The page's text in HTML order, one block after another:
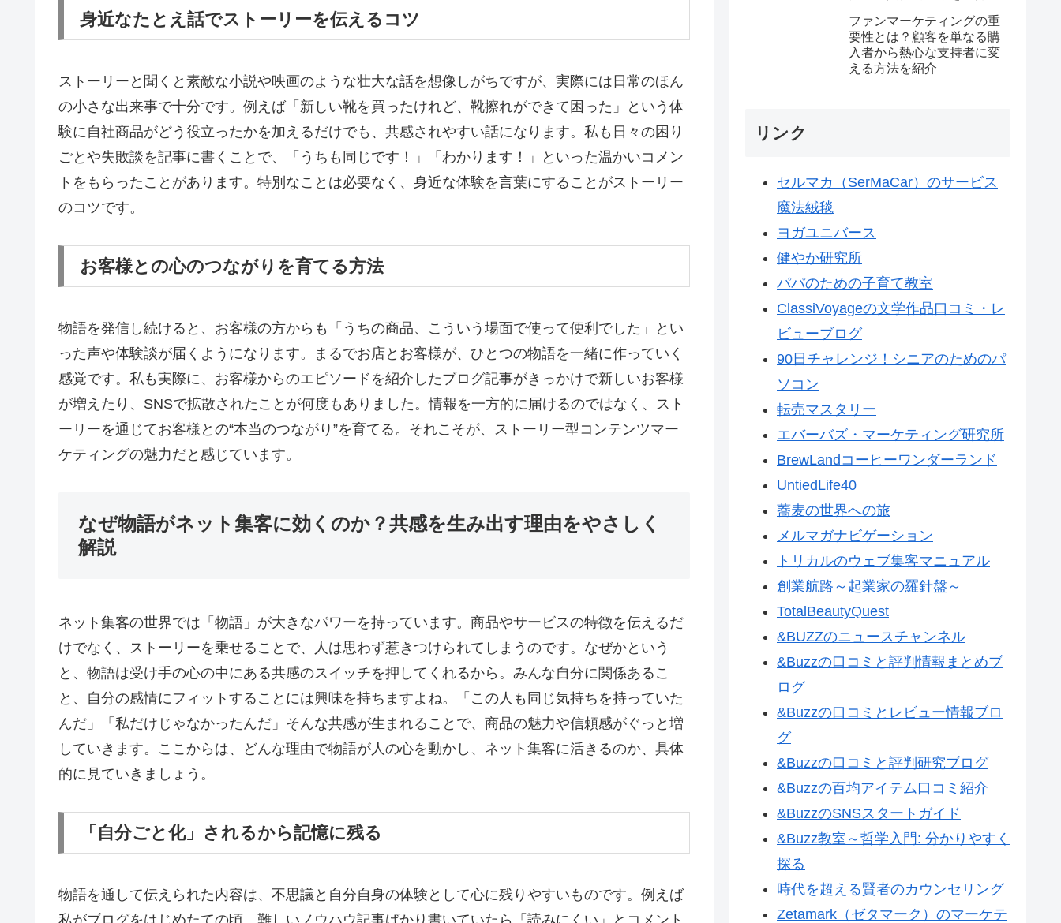
身近なたとえ話でストーリーを伝えるコツ
ストーリーと聞くと素敵な小説や映画のような壮大な話を想像しがちですが、実際には日常のほん
の小さな出来事で十分です。例えば「新しい靴を買ったけれど、靴擦れができて困った」という体
験に自社商品がどう役立ったかを加えるだけでも、共感されやすい話になります。私も日々の困り
ごとや失敗談を記事に書くことで、「うちも同じです！」「わかります！」といった温かいコメン
トをもらったことがあります。特別なことは必要なく、身近な体験を言葉にすることがストーリー
のコツです。
お客様との心のつながりを育てる方法
物語を発信し続けると、お客様の方からも「うちの商品、こういう場面で使って便利でした」とい
った声や体験談が届くようになります。まるでお店とお客様が、ひとつの物語を一緒に作っていく
感覚です。私も実際に、お客様からのエピソードを紹介したブログ記事がきっかけで新しいお客様
が増えたり、SNSで拡散されたことが何度もありました。情報を一方的に届けるのではなく、スト
ーリーを通じてお客様との“本当のつながり”を育てる。それこそが、ストーリー型コンテンツマー
ケティングの魅力だと感じています。
なぜ物語がネット集客に効くのか？共感を生み出す理由をやさしく
解説
ネット集客の世界では「物語」が大きなパワーを持っています。商品やサービスの特徴を伝えるだ
けでなく、ストーリーを乗せることで、人は思わず惹きつけられてしまうのです。なぜかという
と、物語は受け手の心の中にある共感のスイッチを押してくれるから。みんな自分に関係あるこ
と、自分の感情にフィットすることには興味を持ちますよね。「この人も同じ気持ちを持っていた
んだ」「私だけじゃなかったんだ」そんな共感が生まれることで、商品の魅力や信頼感がぐっと増
していきます。ここからは、どんな理由で物語が人の心を動かし、ネット集客に活きるのか、具体
的に見ていきましょう。
「自分ごと化」されるから記憶に残る
物語を通して伝えられた内容は、不思議と自分自身の体験として心に残りやすいものです。例えば
ファンマーケティングの重
要性とは？顧客を単なる購
入者から熱心な支持者に変
える方法を紹介
リンク
セルマカ（SerMaCar）のサービス
魔法絨毯
ヨガユニバース
健やか研究所
パパのための子育て教室
ClassiVoyageの文学作品口コミ・レ
ビューブログ
90日チャレンジ！シニアのためのパ
ソコン
転売マスタリー
エバーバズ・マーケティング研究所
BrewLandコーヒーワンダーランド
UntiedLife40
蕎麦の世界への旅
メルマガナビゲーション
トリカルのウェブ集客マニュアル
創業航路～起業家の羅針盤～
TotalBeautyQuest
&BUZZのニュースチャンネル
&Buzzの口コミと評判情報まとめブ
ログ
&Buzzの口コミとレビュー情報ブロ
グ
&Buzzの口コミと評判研究ブログ
&Buzzの百均アイテム口コミ紹介
&BuzzのSNSスタートガイド
&Buzz教室～哲学入門: 分かりやすく
探る
時代を超える賢者のカウンセリング
Zetamark（ゼタマーク）のマーケテ